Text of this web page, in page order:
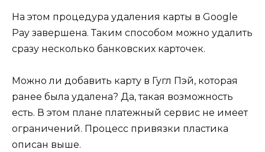
На этом процедура удаления карты в Google
Pay завершена. Таким способом можно удалить
сразу несколько банковских карточек.
Можно ли добавить карту в Гугл Пэй, которая
ранее была удалена? Да, такая возможность
есть. В этом плане платежный сервис не имеет
ограничений. Процесс привязки пластика
описан выше.